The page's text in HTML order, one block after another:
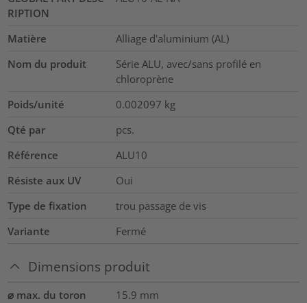
RIPTION
Matière
Alliage d'aluminium (AL)
Nom du produit
Série ALU, avec/sans profilé en
chloroprène
Poids/unité
0.002097 kg
Qté par
pcs.
Référence
ALU10
Résiste aux UV
Oui
Type de fixation
trou passage de vis
Variante
Fermé
Dimensions produit
⌀ max. du toron 15.9 mm